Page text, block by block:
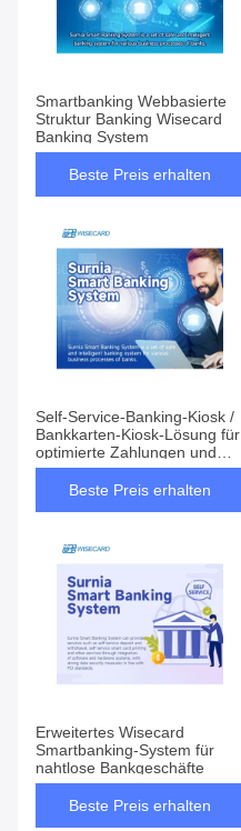
Smartbanking Webbasierte
Struktur Banking Wisecard
Banking System
Beste Preis erhalten
Self-Service-Banking-Kiosk /
Bankkarten-Kiosk-Lösung für
optimierte Zahlungen und
Aktivierung von Konten
Beste Preis erhalten
Erweitertes Wisecard
Smartbanking-System für
nahtlose Bankgeschäfte
Beste Preis erhalten